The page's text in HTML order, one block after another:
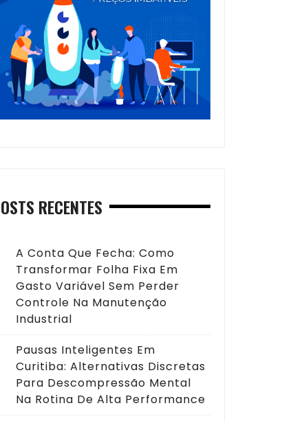
RECENTES
A Conta Que Fecha: Como
Transformar Folha Fixa Em
Gasto Variável Sem Perder
Controle Na Manutenção
Industrial
Pausas Inteligentes Em
Curitiba: Alternativas Discretas
Para Descompressão Mental
Na Rotina De Alta Performance